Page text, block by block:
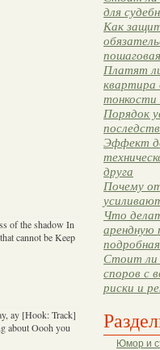
для
Как
Платят
квартира
тонкости
Порядок
Эффект
друга
Почему
Что
арендную
Стоит ли
споров с
риски и
Юмор и
of the shadow In
cannot be Keep
ay [Hook: Track]
about Oooh you